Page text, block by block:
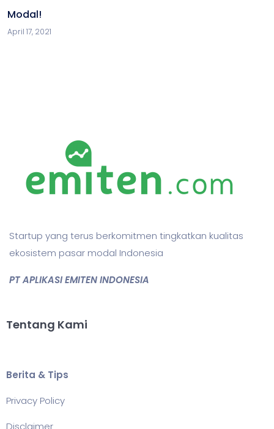
Modal!
April 17, 2021
Startup yang terus berkomitmen tingkatkan kualitas
ekosistem pasar modal Indonesia
PT APLIKASI EMITEN INDONESIA
Tentang Kami
Berita & Tips
Privacy Policy
Disclaimer